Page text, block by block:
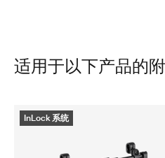
适用于以下产品的
InLock 系统